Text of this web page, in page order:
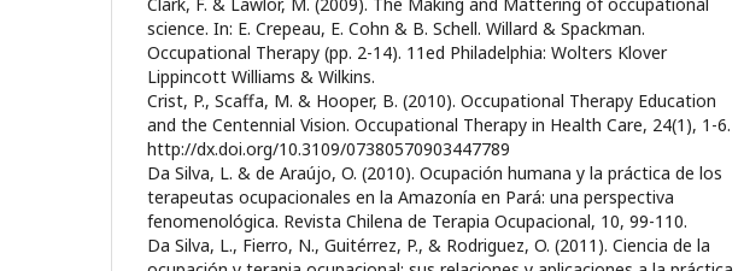
science. In: E. Crepeau, E. Cohn & B. Schell. Willard & Spackman.
Occupational Therapy (pp. 2-14). 11ed Philadelphia: Wolters Klover
Lippincott Williams & Wilkins.
Crist, P., Scaffa, M. & Hooper, B. (2010). Occupational Therapy Education
and the Centennial Vision. Occupational Therapy in Health Care, 24(1), 1-6.
http://dx.doi.org/10.3109/07380570903447789
Da Silva, L. & de Araújo, O. (2010). Ocupación humana y la práctica de los
terapeutas ocupacionales en la Amazonía en Pará: una perspectiva
fenomenológica. Revista Chilena de Terapia Ocupacional, 10, 99-110.
Da Silva, L., Fierro, N., Guitérrez, P., & Rodriguez, O. (2011). Ciencia de la